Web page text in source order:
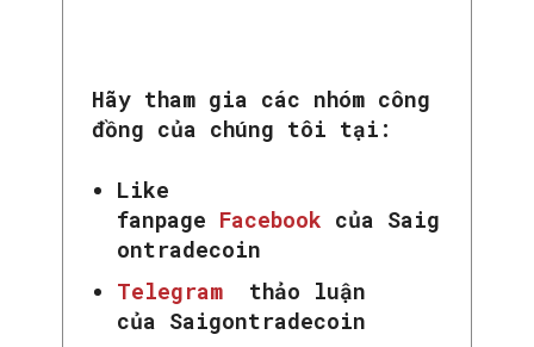
Hãy tham gia các nhóm công
đồng của chúng tôi tại:
Like
fanpage Facebook của Saig
ontradecoin
Telegram
thảo luận
của Saigontradecoin